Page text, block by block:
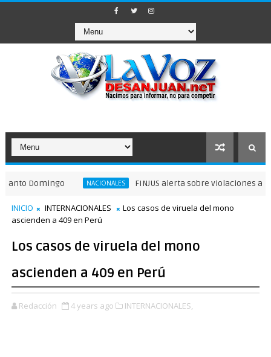
NACIONALES FINJUS alerta sobre violaciones a
INICIO INTERNACIONALES
Los casos de viruela del mono
ascienden a 409 en Perú
Los casos de viruela del mono
ascienden a 409 en Perú
Redacción 4 years ago INTERNACIONALES,